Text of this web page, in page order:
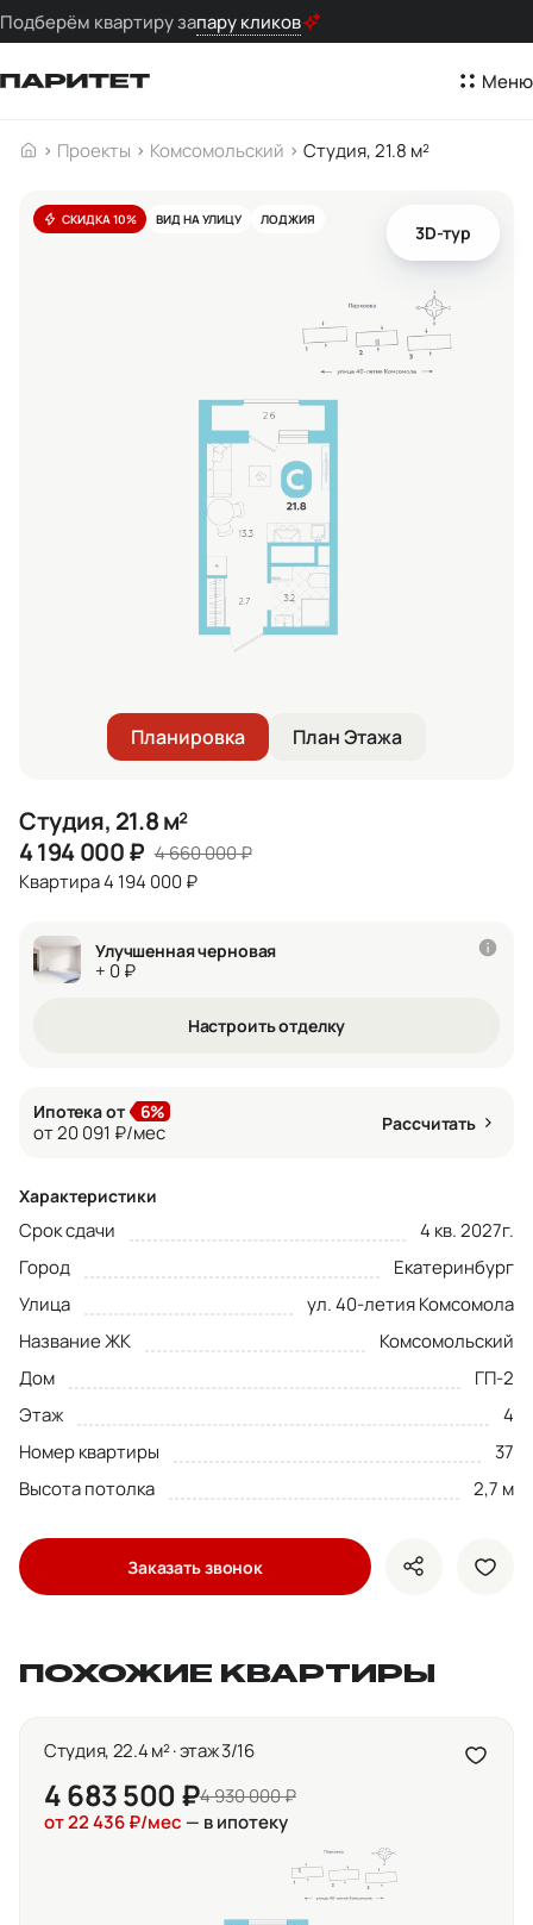
Подберём квартиру запару кликов
Меню
Проекты Комсомольский Студия, 21.8 м²
СКИДКА 10% ВИД НА УЛИЦУ ЛОДЖИЯ
Планировка План Этажа
3D-тур
Студия, 21.8 м²
4 194 000₽ 4 660 000₽
Квартира 4 194 000 ₽
Улучшенная черновая
+ 0 ₽
Настроить отделку
Ипотека от 6%
от 20 091 ₽/мес Рассчитать
Характеристики
Срок сдачи
4 кв. 2027г.
Город
Екатеринбург
Улица
ул. 40-летия Комсомола
Название ЖК
Комсомольский
Дом
ГП-2
Этаж
4
Номер квартиры
37
Высота потолка
2,7 м
Заказать звонок показать
ПОХОЖИЕ КВАРТИРЫ
Студия, 22.4 м² · этаж 3/16
4 683 500 ₽4 930 000 ₽
от 22 436 ₽/мес — в ипотеку